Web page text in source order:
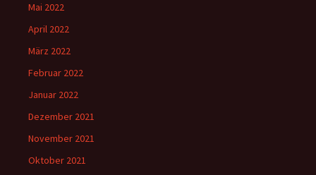
Mai 2022
April 2022
März 2022
Februar 2022
Januar 2022
Dezember 2021
November 2021
Oktober 2021